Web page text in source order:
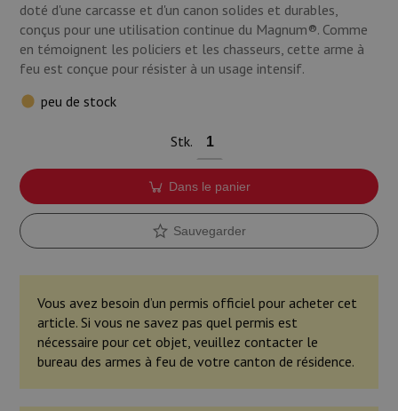
doté d'une carcasse et d'un canon solides et durables,
conçus pour une utilisation continue du Magnum®. Comme
en témoignent les policiers et les chasseurs, cette arme à
feu est conçue pour résister à un usage intensif.
peu de stock
Stk.
Dans le panier
Sauvegarder
Vous avez besoin d’un permis officiel pour acheter cet
article. Si vous ne savez pas quel permis est
nécessaire pour cet objet, veuillez contacter le
bureau des armes à feu de votre canton de résidence.